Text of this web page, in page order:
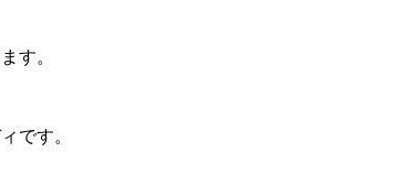
す。
です。